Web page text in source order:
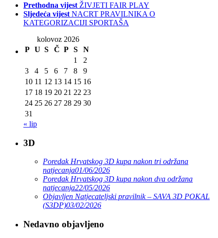
Prethodna vijest ŽIVJETI FAIR PLAY
Sljedeća vijest NACRT PRAVILNIKA O
KATEGORIZACIJI SPORTAŠA
kolovoz 2026
P U S Č P S
N
1
2
3
4 5 6 7 8
9
10 11 12 13 14 15 16
17 18 19 20 21 22 23
24 25 26 27 28 29 30
31
« lip
3D
Poredak Hrvatskog 3D kupa nakon tri održana
natjecanja01/06/2026
Poredak Hrvatskog 3D kupa nakon dva održana
natjecanja22/05/2026
Objavljen Natjecateljski pravilnik – SAVA 3D POKAL
(S3DP)03/02/2026
Nedavno objavljeno